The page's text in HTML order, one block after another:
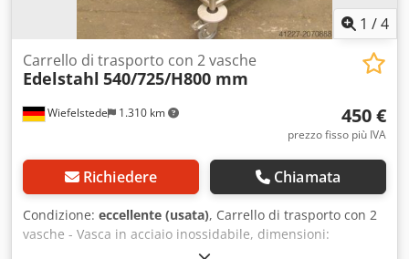
1 /4
Wiefelstede 1.310 km
Carrello di trasporto con 2 vasche
Edelstahl 540/725/H800 mm
450 €
prezzo fisso più IVA
Richiedere Chiamata
Condizione: eccellente (usata), Carrello di trasporto con 2
vasche - Vasca in acciaio inossidabile, dimensioni:
600/400/H220 mm - Esecuzione: robusta - Dimensioni: